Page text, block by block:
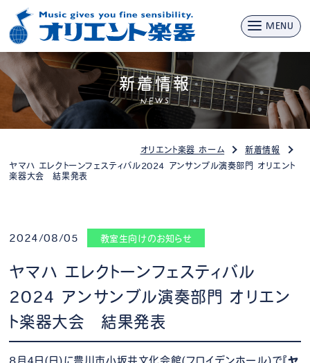
MENU
新着情報
NEWS
オリエント楽器 ホーム
新着情報
ヤマハ エレクトーンフェスティバル2024 アンサンブル演奏部門 オリエント
楽器大会 結果発表
2024/08/05 教室生向けのお知らせ
ヤマハ エレクトーンフェスティバル
2024 アンサンブル演奏部門 オリエン
ト楽器大会 結果発表
8月4日(日)に豊川市小坂井文化会館(フロイデンホール)で『ヤ